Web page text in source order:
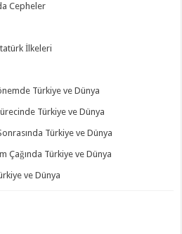
Cepheler
İlkeleri
Türkiye ve Dünya
Türkiye ve Dünya
Türkiye ve Dünya
Çağında Türkiye ve Dünya
ve Dünya